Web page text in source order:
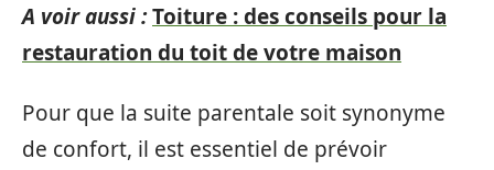
A voir aussi :Toiture : des conseils pour la
restauration du toit de votre maison
Pour que la suite parentale soit synonyme
de confort, il est essentiel de prévoir